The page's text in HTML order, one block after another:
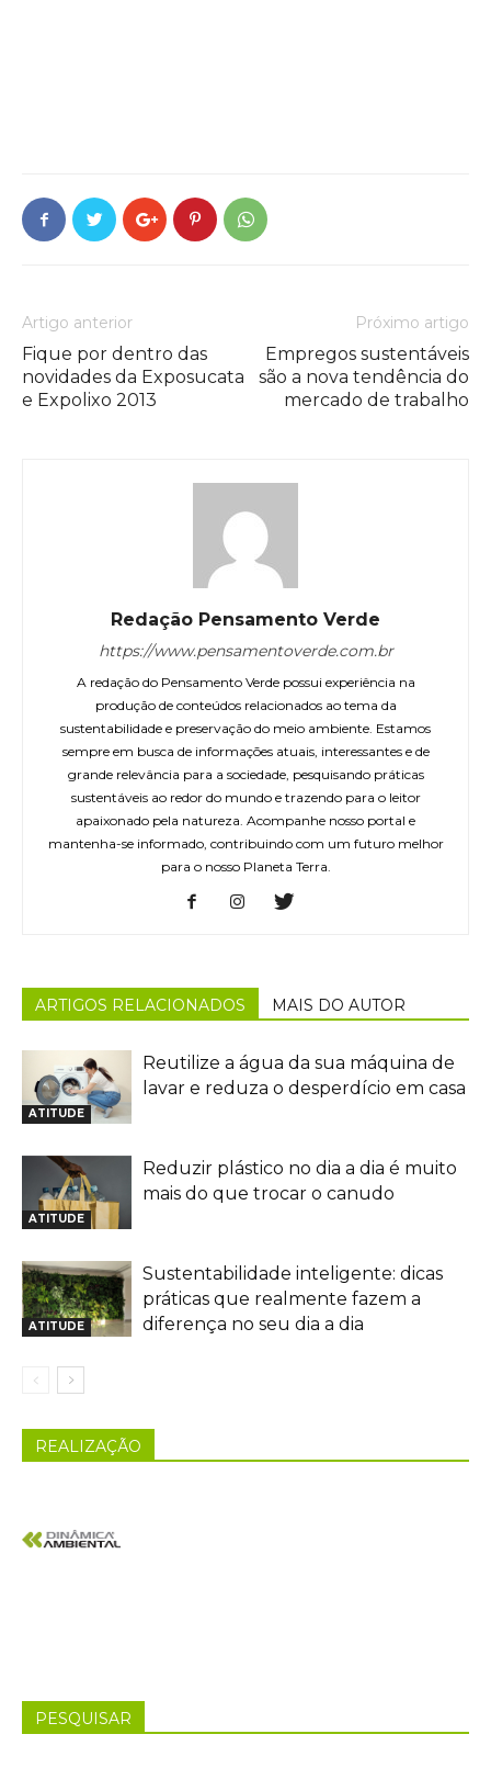
Artigo anterior
Fique por dentro das
novidades da Exposucata
e Expolixo 2013
Próximo artigo
Empregos sustentáveis
são a nova tendência do
mercado de trabalho
Redação Pensamento Verde
https://www.pensamentoverde.com.br
A redação do Pensamento Verde possui experiência na
produção de conteúdos relacionados ao tema da
sustentabilidade e preservação do meio ambiente. Estamos
sempre em busca de informações atuais, interessantes e de
grande relevância para a sociedade, pesquisando práticas
sustentáveis ao redor do mundo e trazendo para o leitor
apaixonado pela natureza. Acompanhe nosso portal e
mantenha-se informado, contribuindo com um futuro melhor
para o nosso Planeta Terra.
ARTIGOS RELACIONADOS MAIS DO AUTOR
ATITUDE
Reutilize a água da sua máquina de
lavar e reduza o desperdício em casa
ATITUDE
Reduzir plástico no dia a dia é muito
mais do que trocar o canudo
ATITUDE
Sustentabilidade inteligente: dicas
práticas que realmente fazem a
diferença no seu dia a dia
REALIZAÇÃO
PESQUISAR